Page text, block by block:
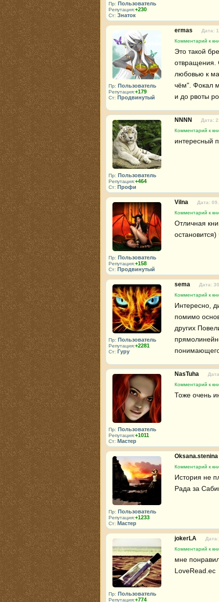
Пр: Пользователь
Репутация:+230
Ст: Знаток
Пр: Пользователь
Репутация:+179
Ст: Продвинутый
ermas
Дата:
Комментарий к
Это такой
отвращения.
любовью к
чём". Фокал
и до рвоты
Пр: Пользователь
Репутация:+464
Ст: Профи
NNNN
Дата:
Комментарий к
интересный
Пр: Пользователь
Репутация:+158
Ст: Продвинутый
Vilna
Дата:
Комментарий к
Отличная
Пр: Пользователь
Репутация:+2281
Ст: Гуру
sema
Дата:
Комментарий к
Интересно,
помимо
других
Пр: Пользователь
Репутация:+1011
Ст: Мастер
NasTuha
Комментарий к
Тоже очень
Пр: Пользователь
Репутация:+1233
Ст: Мастер
Oksana.stenina
Комментарий к
История не
Рада за
Пр: Пользователь
Репутация:+774
jokerLA
Комментарий к
мне
LoveRead.ec